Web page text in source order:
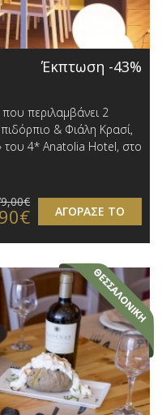
Έκπτωση -43%
περιλαμβάνει 2
& Φιάλη Κρασί,
του 4* Anatolia Hotel, στο
ΑΓΟΡΑΣΕ ΤΟ